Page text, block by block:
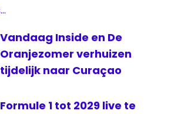
Vandaag Inside en De
Oranjezomer verhuizen
tijdelijk naar Curaçao
Formule 1 tot 2029 live te